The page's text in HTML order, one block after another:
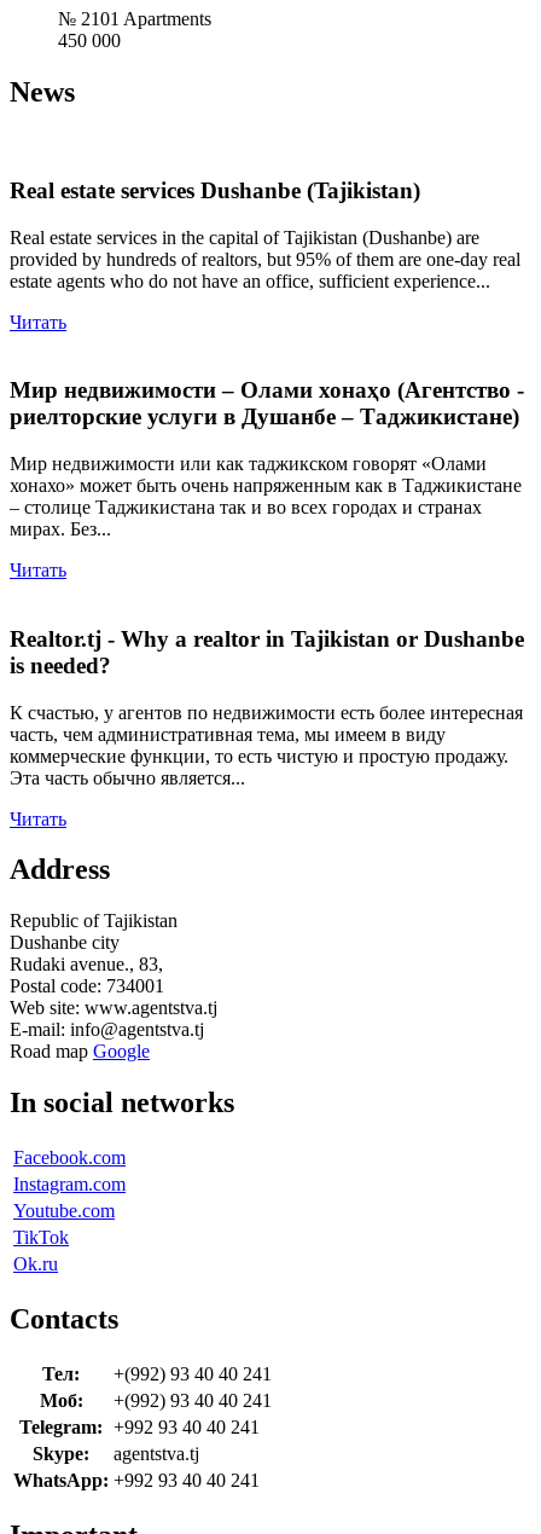
№ 2101 Apartments
450 000
News
Real estate services Dushanbe (Tajikistan)
Real estate services in the capital of Tajikistan (Dushanbe) are
provided by hundreds of realtors, but 95% of them are one-day real
estate agents who do not have an office, sufficient experience...
Читать
Мир недвижимости – Олами хонаҳо (Агентство -
риелторские услуги в Душанбе – Таджикистане)
Мир недвижимости или как таджикском говорят «Олами
хонахо» может быть очень напряженным как в Таджикистане
– столице Таджикистана так и во всех городах и странах
мирах. Без...
Читать
Realtor.tj - Why a realtor in Tajikistan or Dushanbe
is needed?
К счастью, у агентов по недвижимости есть более интересная
часть, чем административная тема, мы имеем в виду
коммерческие функции, то есть чистую и простую продажу.
Эта часть обычно является...
Читать
Address
Republic of Tajikistan
Dushanbe city
Rudaki avenue., 83,
Postal code: 734001
Web site: www.agentstva.tj
E-mail: info@agentstva.tj
Road map Google
In social networks
Facebook.com
Instagram.com
Youtube.com
TikTok
Ok.ru
Contacts
Тел:
+(992) 93 40 40 241
Моб:
+(992) 93 40 40 241
Telegram: +992 93 40 40 241
Skype:
agentstva.tj
WhatsApp: +992 93 40 40 241